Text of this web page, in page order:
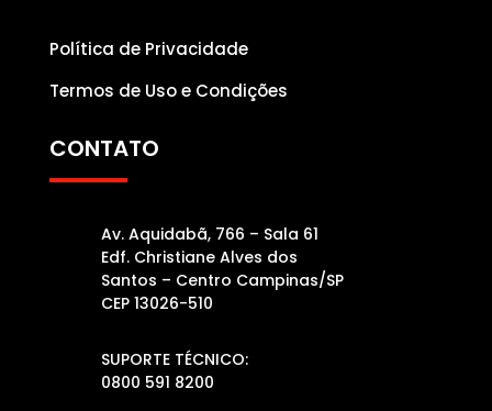
Política de Privacidade
Termos de Uso e Condições
CONTATO
Av. Aquidabã, 766 – Sala 61
Edf. Christiane Alves dos
Santos – Centro Campinas/SP
CEP 13026-510
SUPORTE TÉCNICO:
0800 591 8200